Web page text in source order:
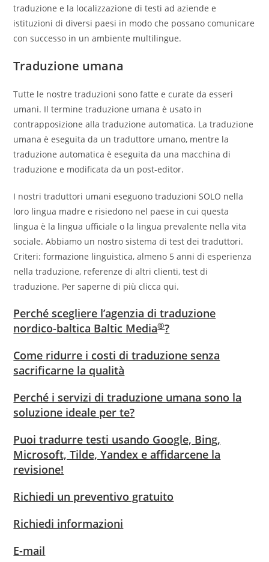
traduzione e la localizzazione di testi ad aziende e
istituzioni di diversi paesi in modo che possano comunicare
con successo in un ambiente multilingue.
Traduzione umana
Tutte le nostre traduzioni sono fatte e curate da esseri
umani. Il termine traduzione umana è usato in
contrapposizione alla traduzione automatica. La traduzione
umana è eseguita da un traduttore umano, mentre la
traduzione automatica è eseguita da una macchina di
traduzione e modificata da un post-editor.
I nostri traduttori umani eseguono traduzioni SOLO nella
loro lingua madre e risiedono nel paese in cui questa
lingua è la lingua ufficiale o la lingua prevalente nella vita
sociale. Abbiamo un nostro sistema di test dei traduttori.
Criteri: formazione linguistica, almeno 5 anni di esperienza
nella traduzione, referenze di altri clienti, test di
traduzione. Per saperne di più clicca qui.
Perché scegliere l’agenzia di traduzione
nordico-baltica Baltic Media®?
Come ridurre i costi di traduzione senza
sacrificarne la qualità
Perché i servizi di traduzione umana sono la
soluzione ideale per te?
Puoi tradurre testi usando Google, Bing,
Microsoft, Tilde, Yandex e affidarcene la
revisione!
Richiedi un preventivo gratuito
Richiedi informazioni
E-mail